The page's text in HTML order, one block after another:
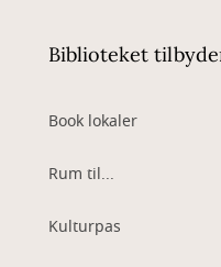
Biblioteket
Book lokaler
Rum til...
Kulturpas